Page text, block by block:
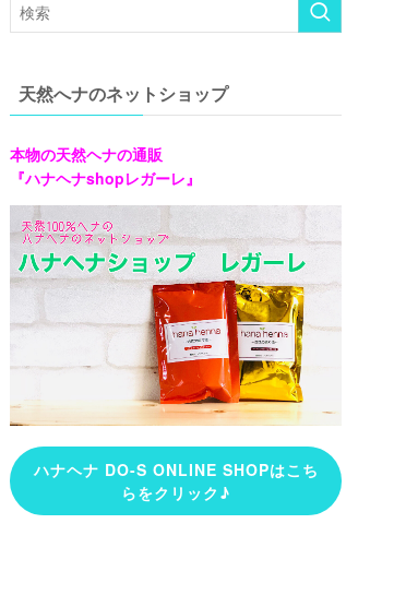
天然へナのネットショップ
本物の天然ヘナの通販
『ハナヘナshopレガーレ』
ハナヘナ DO-S ONLINE SHOPはこち
らをクリック♪